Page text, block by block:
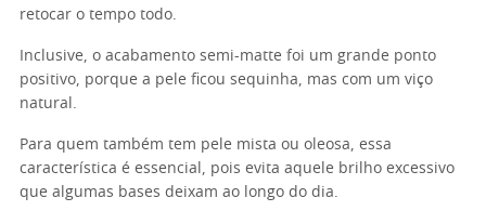
retocar o tempo todo.
Inclusive, o acabamento semi-matte foi um grande ponto
positivo, porque a pele ficou sequinha, mas com um viço
natural.
Para quem também tem pele mista ou oleosa, essa
característica é essencial, pois evita aquele brilho excessivo
que algumas bases deixam ao longo do dia.